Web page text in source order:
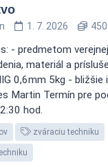
1. 7. 2026
- predmetom
materiál a
0,6mm 5kg - bližšie
Martin Termín pre
hod.
zváraciu techniku